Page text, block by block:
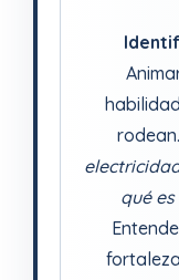
rodean.
qué